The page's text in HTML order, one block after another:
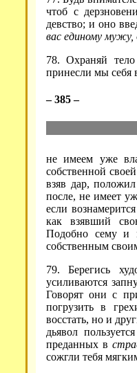
чтоб с
девство; и оно
вас единому
78. Охраняй
принесли мы себя
– 385 –
не имеем уже
собственной
взяв дар,
после, не имеет
если
как взявший
Подобно сему и
собственным
79. Берегись
усиливаются
Говорят они с
погрузить в
восстать, но и
дьявол
преданных в
сожгли тебя